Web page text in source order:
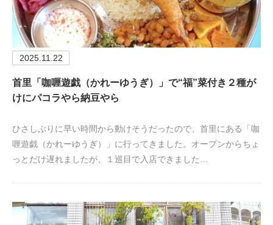
2025.11.22
首里「咖喱遊戯（かれーゆうぎ）」で“福”菜付き２種が
けにパコラやら納豆やら
ひさしぶりに早い時間から動けそうだったので、首里にある「咖
喱遊戯（かれーゆうぎ）」に行ってきました。オープンからちょ
っとだけ遅れましたが、１巡目で入店できました…